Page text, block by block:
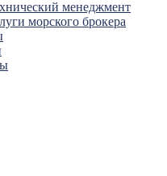
менеджмент
морского брокера